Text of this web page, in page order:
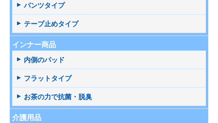
パンツタイプ
テープ止めタイプ
インナー商品
内側のパッド
フラットタイプ
お茶の力で抗菌・脱臭
介護用品